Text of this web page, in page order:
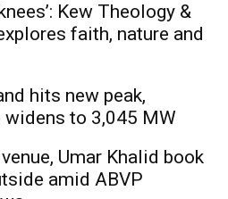
Kew Theology &
faith, nature and
hits new peak,
widens to 3,045 MW
Umar Khalid book
amid ABVP